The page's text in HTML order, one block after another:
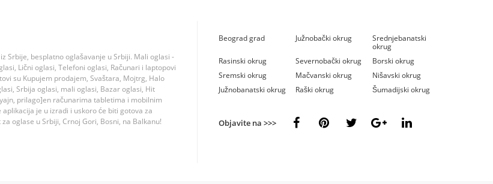
Srbije, besplatno oglašavanje u Srbiji. Mali oglasi -
Lični oglasi, Telefoni oglasi, Računari i laptopovi
su Kupujem prodajem, Svaštara, Mojtrg, Halo
Srbija oglasi, mali oglasi, Bazar oglasi, Hit
prilago]en računarima tabletima i mobilnim
je u izradi i uskoro će biti gotova za
oglase u Srbiji, Crnoj Gori, Bosni, na Balkanu!
Beograd grad Južnobački okrug
Srednjebanatski
okrug
Rasinski okrug
Severnobački okrug
Borski okrug
Sremski okrug
Mačvanski okrug
Nišavski okrug
Južnobanatski okrug
Raški okrug Šumadijski okrug
Objavite na >>>